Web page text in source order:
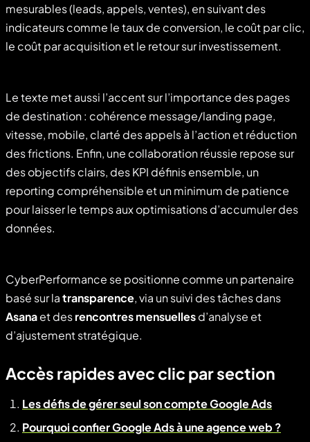
mesurables (leads, appels, ventes), en suivant des
indicateurs comme le taux de conversion, le coût par clic,
le coût par acquisition et le retour sur investissement.
Le texte met aussi l’accent sur l’importance des pages
de destination : cohérence message/landing page,
vitesse, mobile, clarté des appels à l’action et réduction
des frictions. Enfin, une collaboration réussie repose sur
des objectifs clairs, des KPI définis ensemble, un
reporting compréhensible et un minimum de patience
pour laisser le temps aux optimisations d’accumuler des
données.
CyberPerformance se positionne comme un partenaire
basé sur latransparence, via un suivi des tâches dans
Asanaet desrencontres mensuellesd’analyse et
d’ajustement stratégique.
Accès rapides avec clic par section
Les défis de gérer seul son compte Google Ads
Pourquoi confier Google Ads à une agence web ?